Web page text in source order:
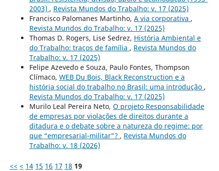
2003) , Revista Mundos do Trabalho: v. 17 (2025)
Francisco Palomanes Martinho, A via corporativa ,
Revista Mundos do Trabalho: v. 17 (2025)
Thomas D. Rogers, Lise Sedrez, História Ambiental e
do Trabalho: traços de família , Revista Mundos do
Trabalho: v. 17 (2025)
Felipe Azevedo e Souza, Paulo Fontes, Thompson
Clímaco, WEB Du Bois, Black Reconstruction e a
história social do trabalho no Brasil: uma introdução ,
Revista Mundos do Trabalho: v. 17 (2025)
Murilo Leal Pereira Neto, O projeto Responsabilidade
de empresas por violações de direitos durante a
ditadura e o debate sobre a natureza do regime: por
que “empresarial-militar”? , Revista Mundos do
Trabalho: v. 18 (2026)
<< < 14 15 16 17 18 19